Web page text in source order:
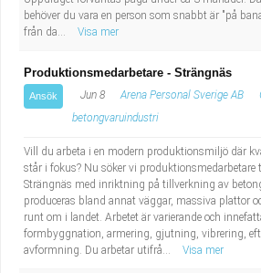
behöver du vara en person som snabbt är "på
från da...
Visa mer
Produktionsmedarbetare - Strängnäs
Ansök Jun 8 Arena Personal Sverige AB
betongvaruindustri
Vill du arbeta i en modern produktionsmiljö där
står i fokus? Nu söker vi produktionsmedarbetare
Strängnäs med inriktning på tillverkning av
produceras bland annat väggar, massiva plattor
runt om i landet. Arbetet är varierande och
formbyggnation, armering, gjutning, vibrering,
avformning. Du arbetar utifrå...
Visa mer